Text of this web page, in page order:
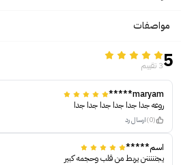
مواصفات
53 تقييم
maryam*****
روعه جدا جدا جدا جدا جدا جدا
(0) ارسال رد
اسم*****
يجنننننن يربط من قلب وحجمه كبير